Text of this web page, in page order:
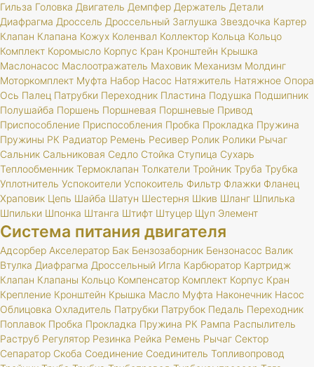
Гильза Головка Двигатель Демпфер Держатель Детали
Диафрагма Дроссель Дроссельный Заглушка Звездочка Картер
Клапан Клапана Кожух Коленвал Коллектор Кольца Кольцо
Комплект Коромысло Корпус Кран Кронштейн Крышка
Маслонасос Маслоотражатель Маховик Механизм Молдинг
Моторкомплект Муфта Набор Насос Натяжитель Натяжное Опора
Ось Палец Патрубки Переходник Пластина Подушка Подшипник
Полушайба Поршень Поршневая Поршневые Привод
Приспособление Приспособления Пробка Прокладка Пружина
Пружины РК Радиатор Ремень Ресивер Ролик Ролики Рычаг
Сальник Сальниковая Седло Стойка Ступица Сухарь
Теплообменник Термоклапан Толкатели Тройник Труба Трубка
Уплотнитель Успокоители Успокоитель Фильтр Флажки Фланец
Храповик Цепь Шайба Шатун Шестерня Шкив Шланг Шпилька
Шпильки Шпонка Штанга Штифт Штуцер Щуп Элемент
Система питания двигателя
Адсорбер Акселератор Бак Бензозаборник Бензонасос Валик
Втулка Диафрагма Дроссельный Игла Карбюратор Картридж
Клапан Клапаны Кольцо Компенсатор Комплект Корпус Кран
Крепление Кронштейн Крышка Масло Муфта Наконечник Насос
Облицовка Охладитель Патрубки Патрубок Педаль Переходник
Поплавок Пробка Прокладка Пружина РК Рампа Распылитель
Раструб Регулятор Резинка Рейка Ремень Рычаг Сектор
Сепаратор Скоба Соединение Соединитель Топливопровод